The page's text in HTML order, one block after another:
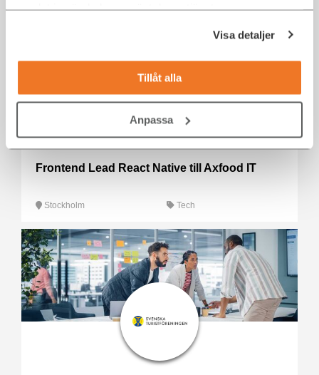
samlat in när du har använt deras tjänster.
Visa detaljer
Tillåt alla
Anpassa
Frontend Lead React Native till Axfood IT
Stockholm Tech